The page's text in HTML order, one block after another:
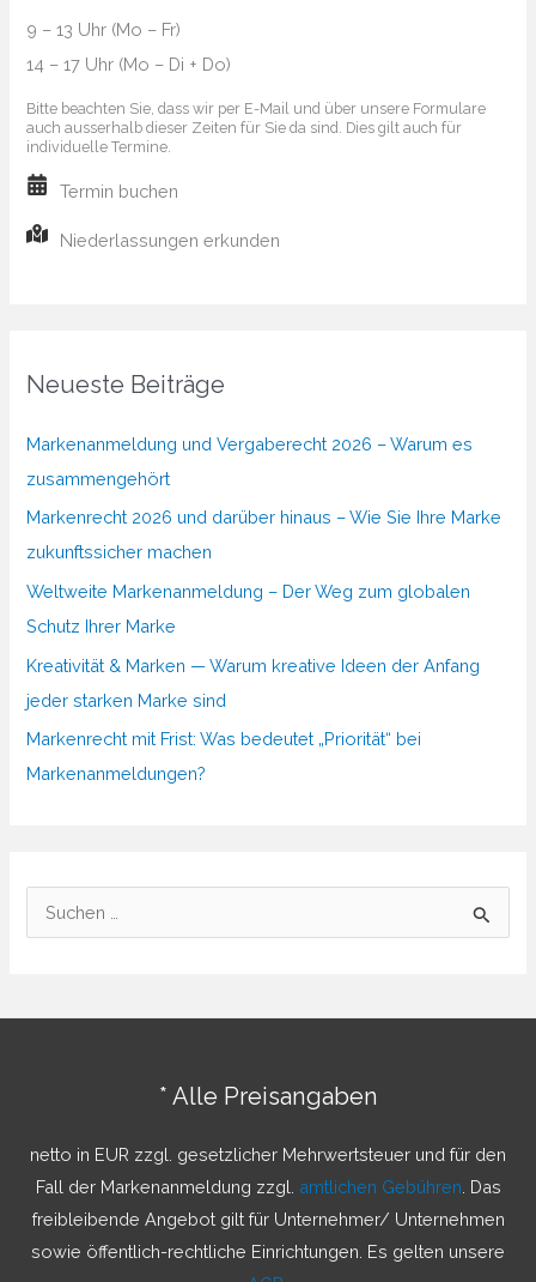
9 – 13 Uhr (Mo – Fr)
14 – 17 Uhr (Mo – Di + Do)
Bitte beachten Sie, dass wir per E-Mail und über unsere Formulare
auch ausserhalb dieser Zeiten für Sie da sind. Dies gilt auch für
individuelle Termine.
Termin buchen
Niederlassungen erkunden
Neueste Beiträge
Markenanmeldung und Vergaberecht 2026 – Warum es
zusammengehört
Markenrecht 2026 und darüber hinaus – Wie Sie Ihre Marke
zukunftssicher machen
Weltweite Markenanmeldung – Der Weg zum globalen
Schutz Ihrer Marke
Kreativität & Marken — Warum kreative Ideen der Anfang
jeder starken Marke sind
Markenrecht mit Frist: Was bedeutet „Priorität“ bei
Markenanmeldungen?
u
h
* Alle Preisangaben
netto in EUR zzgl. gesetzlicher Mehrwertsteuer und für den
Fall der Markenanmeldung zzgl. amtlichen Gebühren . Das
freibleibende Angebot gilt für Unternehmer/ Unternehmen
sowie öffentlich-rechtliche Einrichtungen. Es gelten unsere